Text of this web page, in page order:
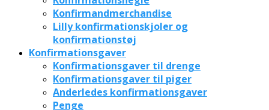
Konfirmandmerchandise
Lilly konfirmationskjoler og
konfirmationstøj
Konfirmationsgaver
Konfirmationsgaver til drenge
Konfirmationsgaver til piger
Anderledes konfirmationsgaver
Penge